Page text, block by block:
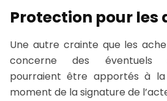
Protection pour les
Une autre crainte que les
concerne des éventuels
pourraient être apportés à
moment de la signature de